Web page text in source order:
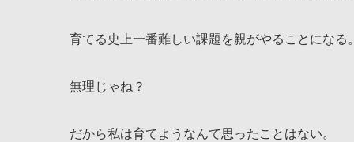
育てる史上一番難しい課題を親がやることになる。
無理じゃね？
だから私は育てようなんて思ったことはない。